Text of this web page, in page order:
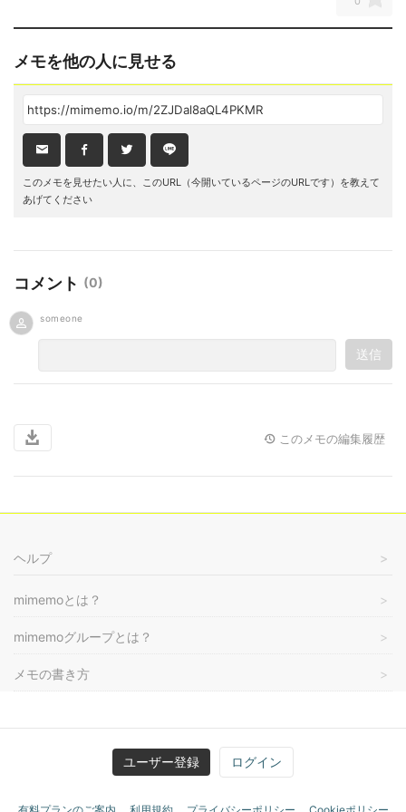
メモを他の人に見せる
このメモを見せたい人に、このURL（今開いているページのURLです）を教えて
あげてください
コメント (0)
someone
送信
このメモの編集履歴
ヘルプ
mimemoとは？
mimemoグループとは？
メモの書き方
ユーザー登録 ログイン